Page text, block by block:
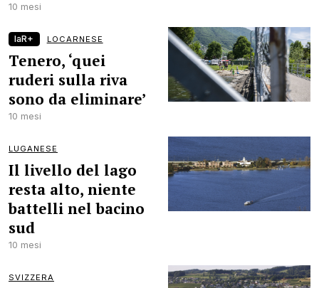
10 mesi
laR+ LOCARNESE
Tenero, ‘quei
ruderi sulla riva
sono da eliminare’
10 mesi
LUGANESE
Il livello del lago
resta alto, niente
battelli nel bacino
sud
10 mesi
SVIZZERA